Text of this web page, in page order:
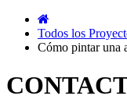
Todos los
Cómo pintar una